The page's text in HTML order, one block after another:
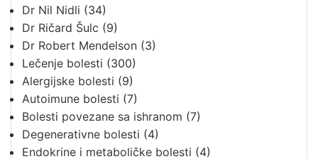
Dr Nil Nidli (34)
Dr Ričard Šulc (9)
Dr Robert Mendelson (3)
Lečenje bolesti (300)
Alergijske bolesti (9)
Autoimune bolesti (7)
Bolesti povezane sa ishranom (7)
Degenerativne bolesti (4)
Endokrine i metaboličke bolesti (4)